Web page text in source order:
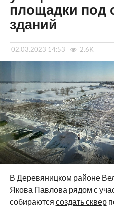
площадки под
зданий
02.03.2023 14:53 2.6K
В Деревяницком районе
Якова Павлова рядом с
собираются создать сквер